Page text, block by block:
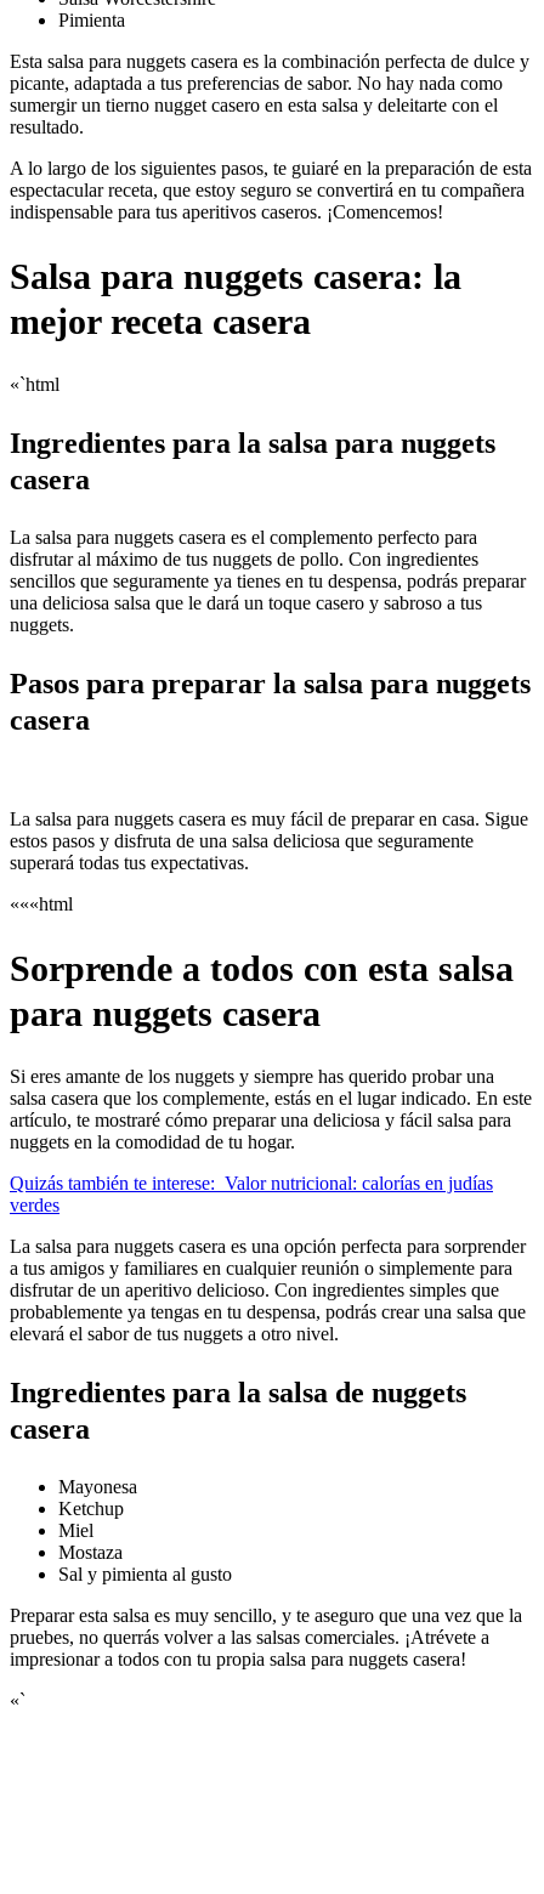
Pimienta
Esta salsa para nuggets casera es la combinación perfecta de dulce y
picante, adaptada a tus preferencias de sabor. No hay nada como
sumergir un tierno nugget casero en esta salsa y deleitarte con el
resultado.
A lo largo de los siguientes pasos, te guiaré en la preparación de esta
espectacular receta, que estoy seguro se convertirá en tu compañera
indispensable para tus aperitivos caseros. ¡Comencemos!
Salsa para nuggets casera: la
mejor receta casera
«`html
Ingredientes para la salsa para nuggets
casera
La salsa para nuggets casera es el complemento perfecto para
disfrutar al máximo de tus nuggets de pollo. Con ingredientes
sencillos que seguramente ya tienes en tu despensa, podrás preparar
una deliciosa salsa que le dará un toque casero y sabroso a tus
nuggets.
Pasos para preparar la salsa para nuggets
casera
La salsa para nuggets casera es muy fácil de preparar en casa. Sigue
estos pasos y disfruta de una salsa deliciosa que seguramente
superará todas tus expectativas.
«««html
Sorprende a todos con esta salsa
para nuggets casera
Si eres amante de los nuggets y siempre has querido probar una
salsa casera que los complemente, estás en el lugar indicado. En este
artículo, te mostraré cómo preparar una deliciosa y fácil salsa para
nuggets en la comodidad de tu hogar.
Quizás también te interese: Valor nutricional: calorías en judías
verdes
La salsa para nuggets casera es una opción perfecta para sorprender
a tus amigos y familiares en cualquier reunión o simplemente para
disfrutar de un aperitivo delicioso. Con ingredientes simples que
probablemente ya tengas en tu despensa, podrás crear una salsa que
elevará el sabor de tus nuggets a otro nivel.
Ingredientes para la salsa de nuggets
casera
Mayonesa
Ketchup
Miel
Mostaza
Sal y pimienta al gusto
Preparar esta salsa es muy sencillo, y te aseguro que una vez que la
pruebes, no querrás volver a las salsas comerciales. ¡Atrévete a
impresionar a todos con tu propia salsa para nuggets casera!
«`